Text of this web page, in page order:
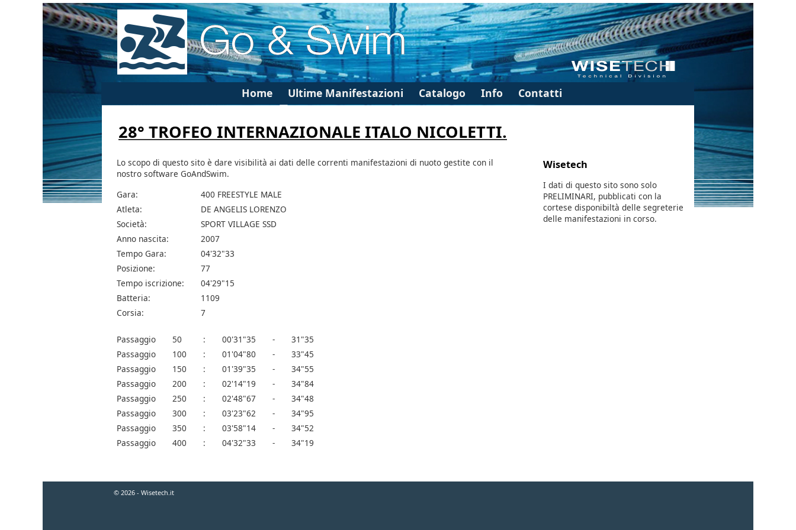
Home Ultime Manifestazioni Catalogo Info Contatti
28° TROFEO INTERNAZIONALE ITALO NICOLETTI.
Lo scopo di questo sito è dare visibilità ai dati delle correnti manifestazioni di nuoto gestite con il
nostro software GoAndSwim.
Gara:
400 FREESTYLE MALE
Atleta:
DE ANGELIS LORENZO
Società:
SPORT VILLAGE SSD
Anno nascita:
2007
Tempo Gara:
04'32"33
Posizione:
77
Tempo iscrizione:
04'29"15
Batteria:
1109
Corsia:
7
Passaggio 50 : 00'31"35 -
31"35
Passaggio
100 : 01'04"80 -
33"45
Passaggio
150 : 01'39"35 -
34"55
Passaggio
200 : 02'14"19 -
34"84
Passaggio
250 : 02'48"67 -
34"48
Passaggio
300 : 03'23"62 -
34"95
Passaggio
350 : 03'58"14 -
34"52
Passaggio
400 : 04'32"33 - 34"19
Wisetech
I dati di questo sito sono solo
PRELIMINARI, pubblicati con la
cortese disponibiltà delle segreterie
delle manifestazioni in corso.
© 2026 - Wisetech.it